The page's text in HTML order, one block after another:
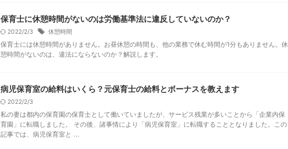
保育士に休憩時間がないのは労働基準法に違反していないのか？
2022/2/3 休憩時間
保育士には休憩時間がありません。お昼休憩の時間も、他の業務で休む時間が1分もありません。休
憩時間がないのは、違法にならないのか？解説します。
病児保育室の給料はいくら？元保育士の給料とボーナスを教えます
2022/2/3
私の妻は都内の保育園の保育士として働いていましたが、サービス残業が多いことから「企業内保
育園」に転職しました。 その後、諸事情により「病児保育室」に転職することとなりました。この
記事では、病児保育室と ...